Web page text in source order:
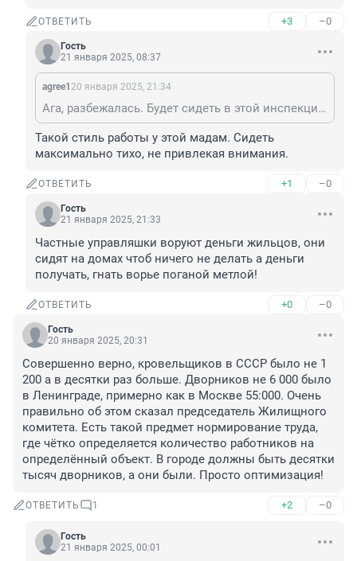
ОТВЕТИТЬ +3 –0
Гость
21 января 2025, 08:37
agree1 20 января 2025, 21:34
Ага, разбежалась. Будет сидеть в этой инспекции, пока с обысками не придут. Об этой инспекции и о её подвигах на благо жителей города никто никогда не слышал.
Такой стиль работы у этой мадам. Сидеть
максимально тихо, не привлекая внимания.
ОТВЕТИТЬ +1 –0
Гость
21 января 2025, 21:33
Частные управляшки воруют деньги жильцов, они
сидят на домах чтоб ничего не делать а деньги
получать, гнать ворье поганой метлой!
ОТВЕТИТЬ +0 –0
Гость
20 января 2025, 20:31
Совершенно верно, кровельщиков в СССР было не 1
200 а в десятки раз больше. Дворников не 6 000 было
в Ленинграде, примерно как в Москве 55:000. Очень
правильно об этом сказал председатель Жилищного
комитета. Есть такой предмет нормирование труда,
где чётко определяется количество работников на
определённый объект. В городе должны быть десятки
тысяч дворников, а они были. Просто оптимизация!
ОТВЕТИТЬ 1 +2 –0
Гость
21 января 2025, 00:01